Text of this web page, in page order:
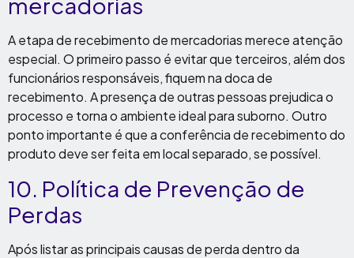
A etapa de recebimento de mercadorias merece atenção
especial. O primeiro passo é evitar que terceiros, além dos
funcionários responsáveis, fiquem na doca de
recebimento. A presença de outras pessoas prejudica o
processo e torna o ambiente ideal para suborno. Outro
ponto importante é que a conferência de recebimento do
produto deve ser feita em local separado, se possível.
10. Política de Prevenção de
Perdas
Após listar as principais causas de perda dentro da